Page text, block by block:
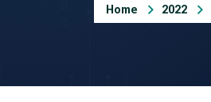
Home 2022